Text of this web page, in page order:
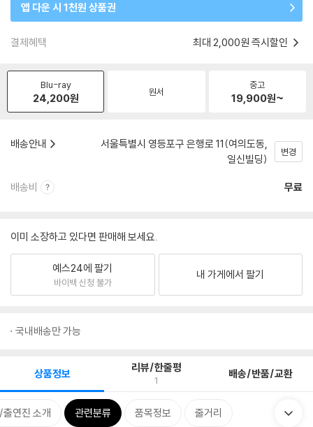
앱 다운 시 1천원 상품권
결제혜택 최대 2,000원 즉시할인
Blu-ray
24,200원 원서
중고
19,900원~
배송안내
서울특별시 영등포구 은행로 11(여의도동,
일신빌딩)
변경
배송비 무료
이미 소장하고 있다면 판매해 보세요.
예스24에 팔기
바이백 신청 불가
내 가게에서 팔기
국내배송만 가능
상품정보 리뷰/한줄평
1 배송/반품/교환
연진 소개 관련분류 품목정보 줄거리